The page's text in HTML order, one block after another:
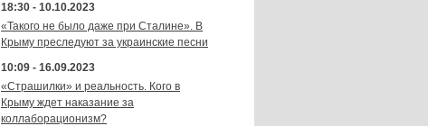
18:30 - 10.10.2023
«Такого не было даже при Сталине». В
Крыму преследуют за украинские песни
10:09 - 16.09.2023
«Страшилки» и реальность. Кого в
Крыму ждет наказание за
коллаборационизм?